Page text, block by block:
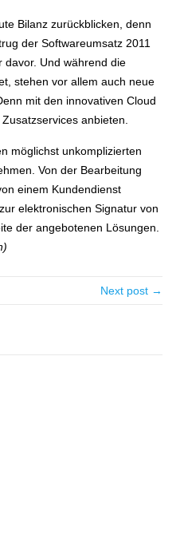
Bilanz zurückblicken, denn
der Softwareumsatz 2011
davor. Und während die
stehen vor allem auch neue
mit den innovativen Cloud
anbieten.
möglichst unkomplizierten
Von der Bearbeitung
einem Kundendienst
elektronischen Signatur von
der angebotenen Lösungen.
Next post →